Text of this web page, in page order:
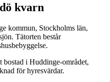
kvarn
kommun, Stockholms län,
Tätorten består
bostad i Huddinge-området,
för hyresvärdar.